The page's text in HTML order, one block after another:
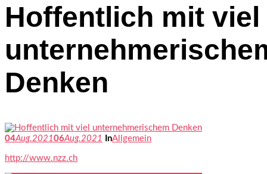
Hoffentlich mit viel
Denken
04Aug. 202106Aug. 2021 InAllgemein
http://www.nzz.ch